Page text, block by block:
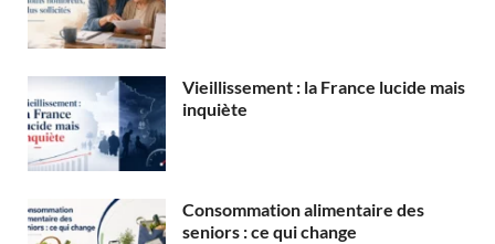
Vieillissement : la France lucide mais
inquiète
Consommation alimentaire des
seniors : ce qui change